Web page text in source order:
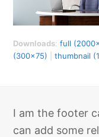
Downloads:full
(300x75) |thumbnail
I am the footer
can add some